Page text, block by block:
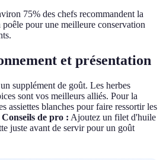
75% des chefs recommandent la
pour une meilleure conservation
et présentation
supplément de goût. Les herbes
sont vos meilleurs alliés. Pour la
assiettes blanches pour faire ressortir les
Conseils de pro : Ajoutez un filet d'huile
juste avant de servir pour un goût